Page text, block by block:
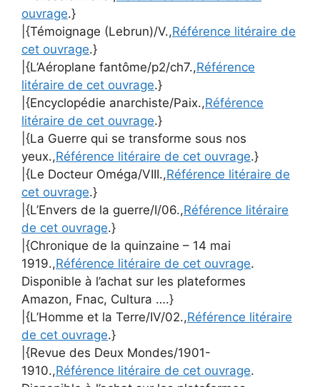
ouvrage.}
|{Témoignage (Lebrun)/V.,Référence litéraire de
cet ouvrage.}
|{L’Aéroplane fantôme/p2/ch7.,Référence
litéraire de cet ouvrage.}
|{Encyclopédie anarchiste/Paix.,Référence
litéraire de cet ouvrage.}
|{La Guerre qui se transforme sous nos
yeux.,Référence litéraire de cet ouvrage.}
|{Le Docteur Oméga/VIII.,Référence litéraire de
cet ouvrage.}
|{L’Envers de la guerre/I/06.,Référence litéraire
de cet ouvrage.}
|{Chronique de la quinzaine – 14 mai
1919.,Référence litéraire de cet ouvrage.
Disponible à l’achat sur les plateformes
Amazon, Fnac, Cultura ….}
|{L’Homme et la Terre/IV/02.,Référence litéraire
de cet ouvrage.}
|{Revue des Deux Mondes/1901-
1910.,Référence litéraire de cet ouvrage.